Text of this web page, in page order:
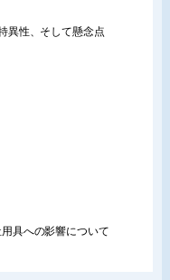
異性、そして懸念点
具への影響について